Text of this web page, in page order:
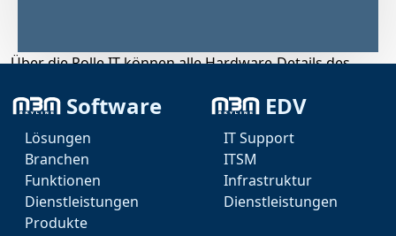
Über die Rolle IT können alle Hardware-Details des
Zusätzlich bietet das Reporting-Modul eine Auswertung
vor.
Software
Lösungen
Branchen
Funktionen
Dienstleistungen
Produkte
EDV
IT Support
ITSM
Infrastruktur
Dienstleistungen